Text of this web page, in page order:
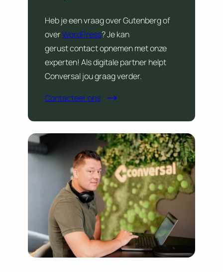
Heb je een vraag over Gutenberg of
overWordPress? Je kan
gerust contact opnemen met onze
experten! Als digitale partner helpt
Conversal jou graag verder.
Contacteer ons